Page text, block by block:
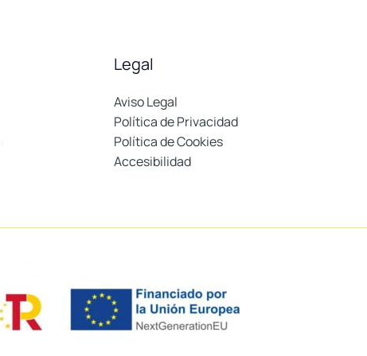
Legal
Aviso Legal
Política de Privacidad
Política de Cookies
Accesibilidad